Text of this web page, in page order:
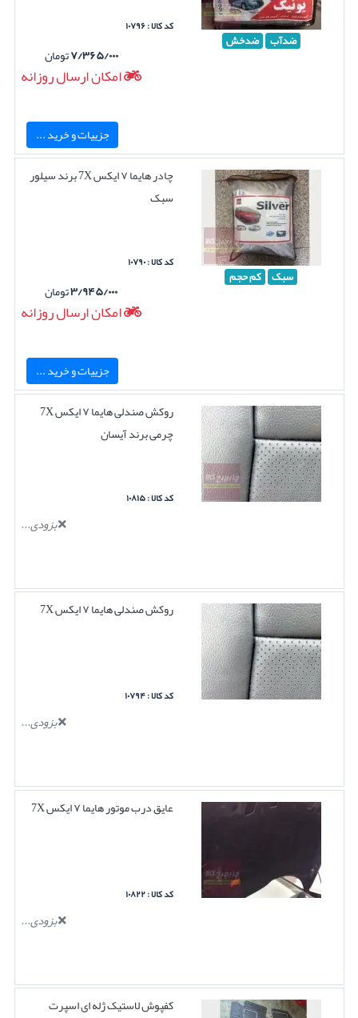
ضدآب ضدخش
کد کالا : ۱۰۷۹۶
۷/۳۶۵/۰۰۰تومان
امکان ارسال روزانه
جزییات و خرید ...
سبک کم حجم
چادر هایما ۷ ایکس 7X برند سیلور
سبک
کد کالا : ۱۰۷۹۰
۳/۹۴۵/۰۰۰تومان
امکان ارسال روزانه
جزییات و خرید ...
روکش صندلی هایما ۷ ایکس 7X
چرمی برند آیسان
کد کالا : ۱۰۸۱۵
بزودی...
روکش صندلی هایما ۷ ایکس 7X
کد کالا : ۱۰۷۹۴
بزودی...
عایق درب موتور هایما ۷ ایکس 7X
کد کالا : ۱۰۸۲۲
بزودی...
کفپوش لاستیک ژله ای اسپرت